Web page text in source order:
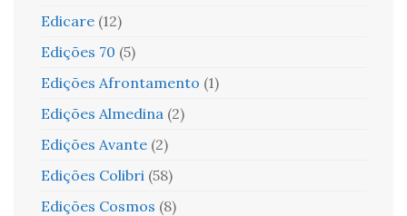
Edicare (12)
Edições 70 (5)
Edições Afrontamento (1)
Edições Almedina (2)
Edições Avante (2)
Edições Colibri (58)
Edições Cosmos (8)